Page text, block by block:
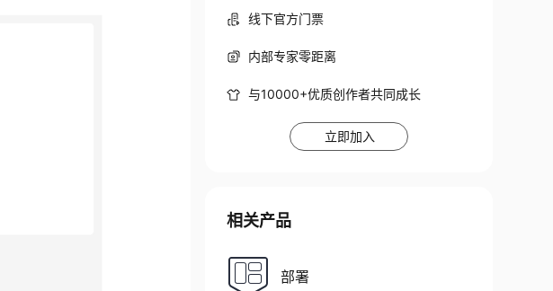
线下官方门票
内部专家零距离
与10000+优质创作者共同成长
立即加入
相关产品
部署